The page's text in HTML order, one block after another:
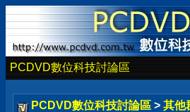
PCDVD數位科技討論區
PCDVD數位科技討論區 > 其他